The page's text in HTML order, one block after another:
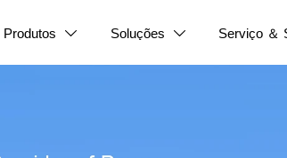
Produtos  Soluções  Serviço ＆